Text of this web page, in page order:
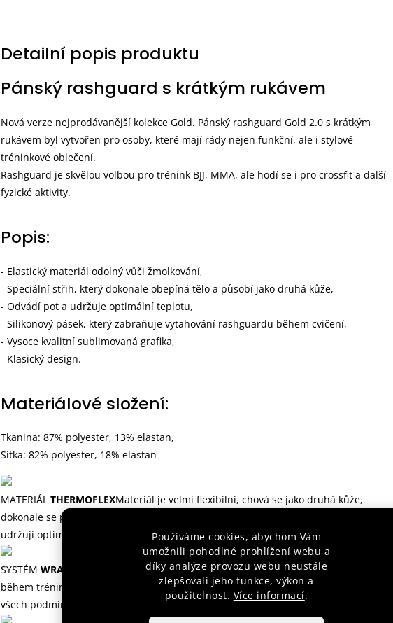
Používáme cookies, abychom Vám
umožnili pohodlné prohlížení webu a
díky analýze provozu webu neustále
zlepšovali jeho funkce, výkon a
použitelnost. Více informací.
Detailní popis produktu
Pánský rashguard s krátkým rukávem
Nová verze nejprodávanější kolekce Gold. Pánský rashguard Gold 2.0 s krátkým
rukávem byl vytvořen pro osoby, které mají rády nejen funkční, ale i stylové
tréninkové oblečení.
Rashguard je skvělou volbou pro trénink BJJ, MMA, ale hodí se i pro crossfit a další
fyzické aktivity.
Popis:
- Elastický materiál odolný vůči žmolkování,
- Speciální střih, který dokonale obepíná tělo a působí jako druhá kůže,
- Odvádí pot a udržuje optimální teplotu,
- Silikonový pásek, který zabraňuje vytahování rashguardu během cvičení,
- Vysoce kvalitní sublimovaná grafika,
- Klasický design.
Materiálové složení:
Tkanina: 87% polyester, 13% elastan,
Síťka: 82% polyester, 18% elastan
MATERIÁL THERMOFLEXMateriál je velmi flexibilní, chová se jako druhá kůže,
dokonale se přizpůsobuje postavě a zdůrazňuje její silné stránky. Speciální vlákna
udržují optimální tělesnou teplotu.
SYSTÉM WRAPSTRAP
Silikonový elastický pásek, který zabraňuje sklouzávání
během tréninku. Zajišťuje, že vaše tréninkové vybavení zůstane na svém místě za
všech podmínek.